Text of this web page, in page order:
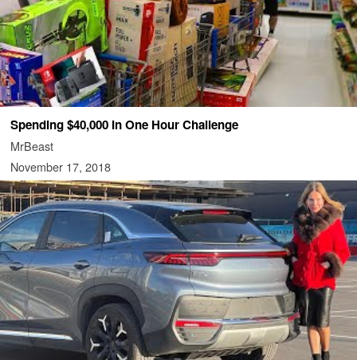
Spending $40,000 In One Hour Challenge
MrBeast
November 17, 2018